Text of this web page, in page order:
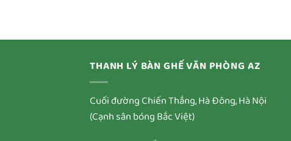
THANH LÝ BÀN GHẾ VĂN PHÒNG AZ
Cuối đường Chiến Thắng, Hà Đông, Hà Nội
(Cạnh sân bóng Bắc Việt)